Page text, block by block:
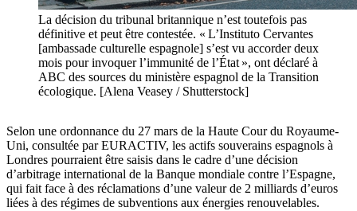
La décision du tribunal britannique n’est toutefois pas
définitive et peut être contestée. « L’Instituto Cervantes
[ambassade culturelle espagnole] s’est vu accorder deux
mois pour invoquer l’immunité de l’État », ont déclaré à
ABC des sources du ministère espagnol de la Transition
écologique. [Alena Veasey / Shutterstock]
Selon une ordonnance du 27 mars de la Haute Cour du Royaume-
Uni, consultée par EURACTIV, les actifs souverains espagnols à
Londres pourraient être saisis dans le cadre d’une décision
d’arbitrage international de la Banque mondiale contre l’Espagne,
qui fait face à des réclamations d’une valeur de 2 milliards d’euros
liées à des régimes de subventions aux énergies renouvelables.